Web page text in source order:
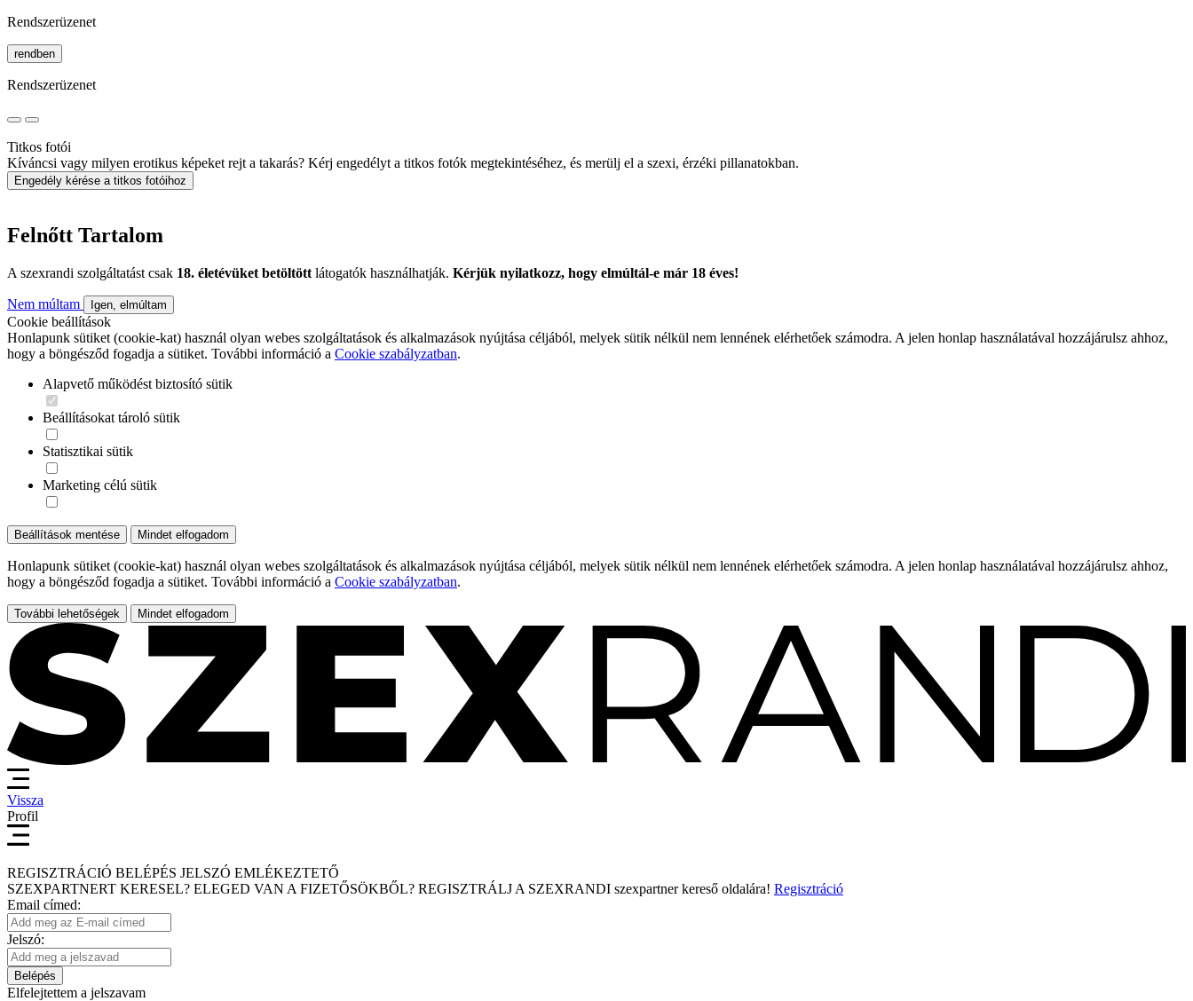
Rendszerüzenet
rendben
Rendszerüzenet
Titkos fotói
Kíváncsi vagy milyen erotikus képeket rejt a takarás? Kérj engedélyt a titkos fotók megtekintéséhez, és merülj el a szexi, érzéki pillanatokban.
Engedély kérése a titkos fotóihoz
Felnőtt Tartalom
A szexrandi szolgáltatást csak 18. életévüket betöltött látogatók használhatják. Kérjük nyilatkozz, hogy elmúltál-e már 18 éves!
Nem múltam Igen, elmúltam
Cookie beállítások
Honlapunk sütiket (cookie-kat) használ olyan webes szolgáltatások és alkalmazások nyújtása céljából, melyek sütik nélkül nem lennének elérhetőek számodra. A jelen honlap használatával hozzájárulsz ahhoz,
hogy a böngésződ fogadja a sütiket. További információ a Cookie szabályzatban.
Alapvető működést biztosító sütik
Beállításokat tároló sütik
Statisztikai sütik
Marketing célú sütik
Beállítások mentése Mindet elfogadom
Honlapunk sütiket (cookie-kat) használ olyan webes szolgáltatások és alkalmazások nyújtása céljából, melyek sütik nélkül nem lennének elérhetőek számodra. A jelen honlap használatával hozzájárulsz ahhoz,
hogy a böngésződ fogadja a sütiket. További információ a Cookie szabályzatban.
További lehetőségek Mindet elfogadom
Vissza
Profil
REGISZTRÁCIÓ BELÉPÉS JELSZÓ EMLÉKEZTETŐ
SZEXPARTNERT KERESEL? ELEGED VAN A FIZETŐSÖKBŐL? REGISZTRÁLJ A SZEXRANDI szexpartner kereső oldalára! Regisztráció
Email címed:
Jelszó:
Belépés
Elfelejtettem a jelszavam